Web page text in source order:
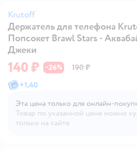
Krutoff
Держатель для телефона
Попсокет Brawl Stars -
Джеки
140 ₽ −26%
190 ₽
+1,40
Эта цена только для
Товар по указанной цене можно
только на сайте